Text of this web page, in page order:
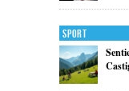
Sport